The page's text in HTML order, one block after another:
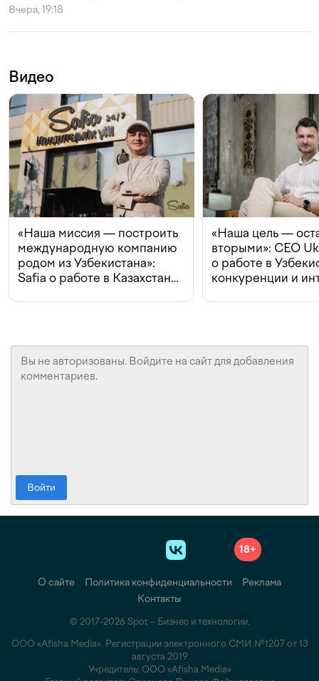
Вчера, 19:18
Видео
«Наша миссия — построить
международную компанию
родом из Узбекистана»:
Safia о работе в Казахстане,
«Наша цель —
вторыми»: CEO
о работе в
конкуренции и
Войти
18+
О сайте Политика конфиденциальности
Реклама
Контакты
© 2017-2026 Spot – Бизнес и технологии.
ООО «Afisha Media». Регистрации электронного СМИ №1207 от 13
августа 2019
Учредитель: ООО «Afisha Media»